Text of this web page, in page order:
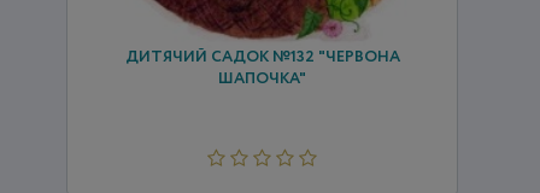
ДИТЯЧИЙ САДОК №132 "ЧЕРВОНА
ШАПОЧКА"